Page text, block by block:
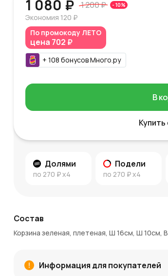
1 080 ₽ 1 200 ₽ - 10%
Экономия 120 ₽
По промокоду ЛЕТО
цена 702 ₽
+ 108 бонусовМного.ру
В
Долями
по 270 ₽x4
Подели
по 270 ₽x4
Состав
Корзина зеленая, плетеная, Ш 16см, Ш 10см,
Информация для покупателей